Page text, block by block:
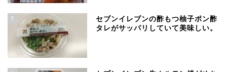
5
セブンイレブンの酢もつ柚子ポン酢
タレがサッパリしていて美味しい。